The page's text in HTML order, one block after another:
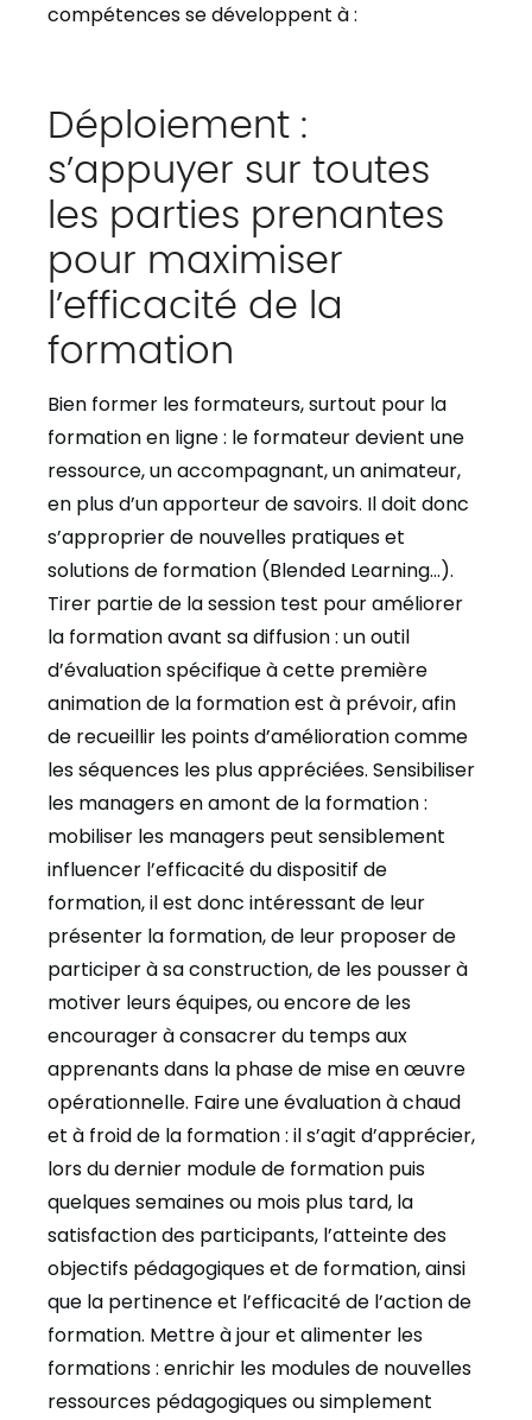
compétences se développent à :
Déploiement :
s’appuyer sur toutes
les parties prenantes
pour maximiser
l’efficacité de la
formation
Bien former les formateurs, surtout pour la
formation en ligne: le formateur devient une
ressource, un accompagnant, un animateur,
en plus d’un apporteur de savoirs. Il doit donc
s’approprier de nouvelles pratiques et
solutions de formation (Blended Learning…).
Tirer partie de la session test pour améliorer
la formation avant sa diffusion: un outil
d’évaluation spécifique à cette première
animation de la formation est à prévoir, afin
de recueillir les points d’amélioration comme
les séquences les plus appréciées. Sensibiliser
les managers en amont de la formation:
mobiliser les managers peut sensiblement
influencer l’efficacité du dispositif de
formation, il est donc intéressant de leur
présenter la formation, de leur proposer de
participer à sa construction, de les pousser à
motiver leurs équipes, ou encore de les
encourager à consacrer du temps aux
apprenants dans la phase de mise en œuvre
opérationnelle. Faire une évaluation à chaud
et à froid de la formation: il s’agit d’apprécier,
lors du dernier module de formation puis
quelques semaines ou mois plus tard, la
satisfaction des participants, l’atteinte des
objectifs pédagogiques et de formation, ainsi
que la pertinence et l’efficacité de l’action de
formation. Mettre à jour et alimenter les
formations: enrichir les modules de nouvelles
ressources pédagogiques ou simplement